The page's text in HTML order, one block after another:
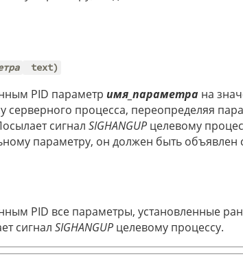
text)
PID параметр имя_параметра на
серверного процесса, переопределяя
сигнал SIGHANGUP целевому
параметру, он должен быть объявлен
PID все параметры, установленные
сигнал SIGHANGUP целевому процессу.